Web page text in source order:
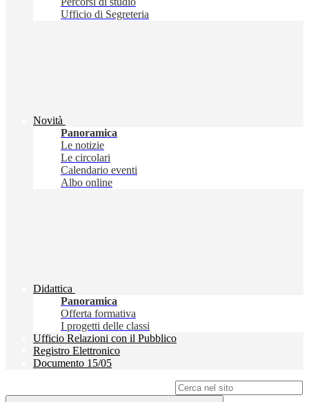
Ufficio di Segreteria
Novità
Panoramica
Le notizie
Le circolari
Calendario eventi
Albo online
Didattica
Panoramica
Offerta formativa
I progetti delle classi
Ufficio Relazioni con il Pubblico
Registro Elettronico
Documento 15/05